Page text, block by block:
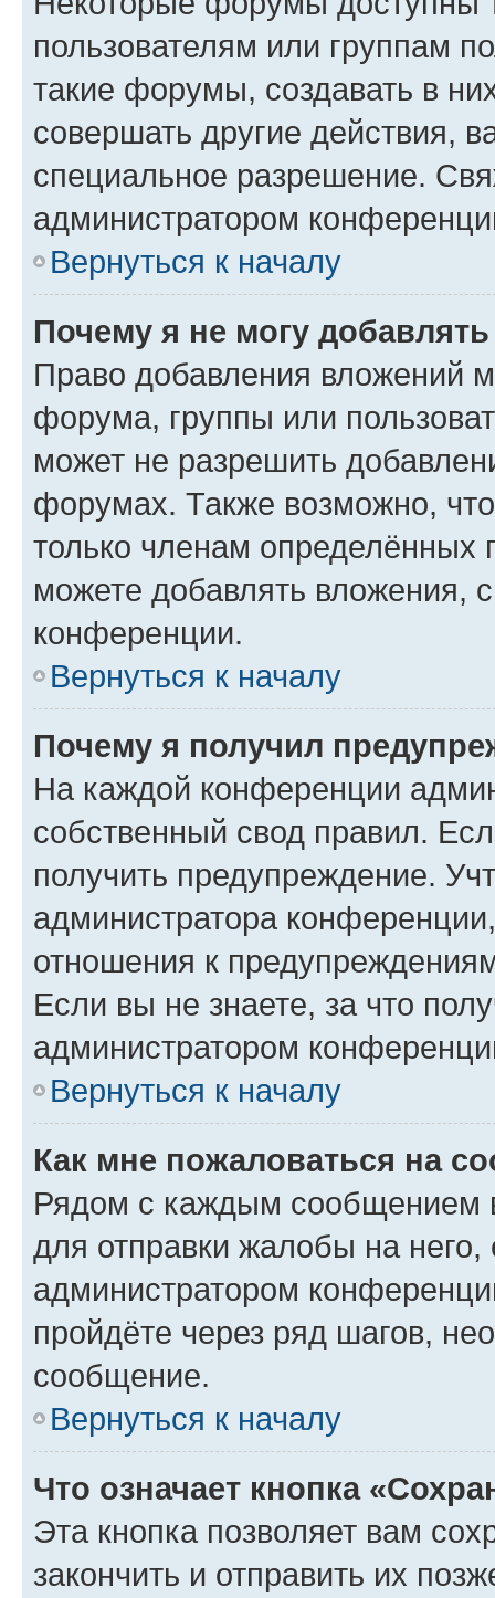
пользователям или группам
такие форумы, создавать в
совершать другие действия,
специальное разрешение.
администратором
Вернуться к началу
Почему я не могу
Право добавления вложений
форума, группы или
может не разрешить
форумах. Также возможно,
только членам определённых
можете добавлять вложения,
конференции.
Вернуться к началу
Почему я получил
На каждой конференции
собственный свод правил.
получить предупреждение.
администратора
отношения к
Если вы не знаете, за что
администратором
Вернуться к началу
Как мне пожаловаться на
Рядом с каждым сообщением
для отправки жалобы на
администратором
пройдёте через ряд шагов,
сообщение.
Вернуться к началу
Что означает кнопка
Эта кнопка позволяет вам
закончить и отправить их